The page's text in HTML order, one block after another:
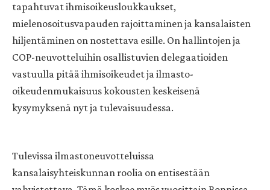
tapahtuvat ihmisoikeusloukkaukset,
mielenosoitusvapauden rajoittaminen ja kansalaisten
hiljentäminen on nostettava esille. On hallintojen ja
COP-neuvotteluihin osallistuvien delegaatioiden
vastuulla pitää ihmisoikeudet ja ilmasto-
oikeudenmukaisuus kokousten keskeisenä
kysymyksenä nyt ja tulevaisuudessa.
Tulevissa ilmastoneuvotteluissa
kansalaisyhteiskunnan roolia on entisestään